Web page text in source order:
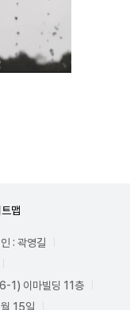
맵
: 곽영길
1) 이마빌딩 11층
15일